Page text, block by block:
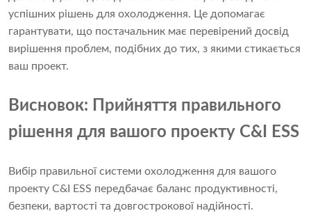
успішних рішень для охолодження. Це допомагає
гарантувати, що постачальник має перевірений досвід
вирішення проблем, подібних до тих, з якими стикається
ваш проект.
Висновок: Прийняття правильного
рішення для вашого проекту C&I ESS
Вибір правильної системи охолодження для вашого
проекту C&I ESS передбачає баланс продуктивності,
безпеки, вартості та довгострокової надійності.